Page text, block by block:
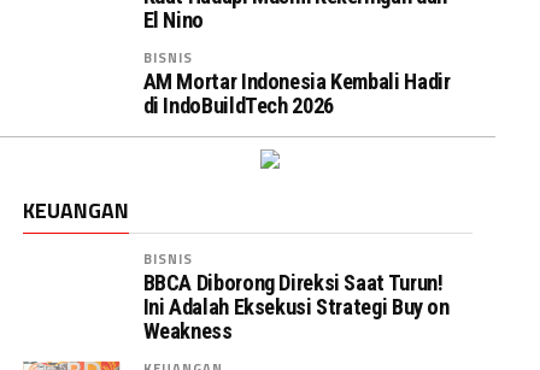
El Nino
BISNIS
AM Mortar Indonesia Kembali Hadir
di IndoBuildTech 2026
KEUANGAN
BISNIS
BBCA Diborong Direksi Saat Turun!
Ini Adalah Eksekusi Strategi Buy on
Weakness